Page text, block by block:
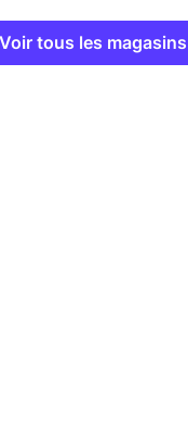
Voir tous les magasins